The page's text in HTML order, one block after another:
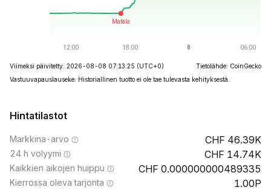
Viimeksi päivitetty: 2026-08-08 07:13:25 (UTC+0)
Tietolähde: CoinGecko
Vastuuvapauslauseke: Historiallinen tuotto ei ole tae tulevasta kehityksestä.
Hintatilastot
Markkina-arvo 46.39K
24 h volyymi 14.74K
Kaikkien aikojen huippu 0.000000000489335
Kierrossa oleva tarjonta 1.00P